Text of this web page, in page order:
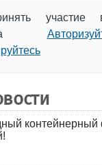
участие